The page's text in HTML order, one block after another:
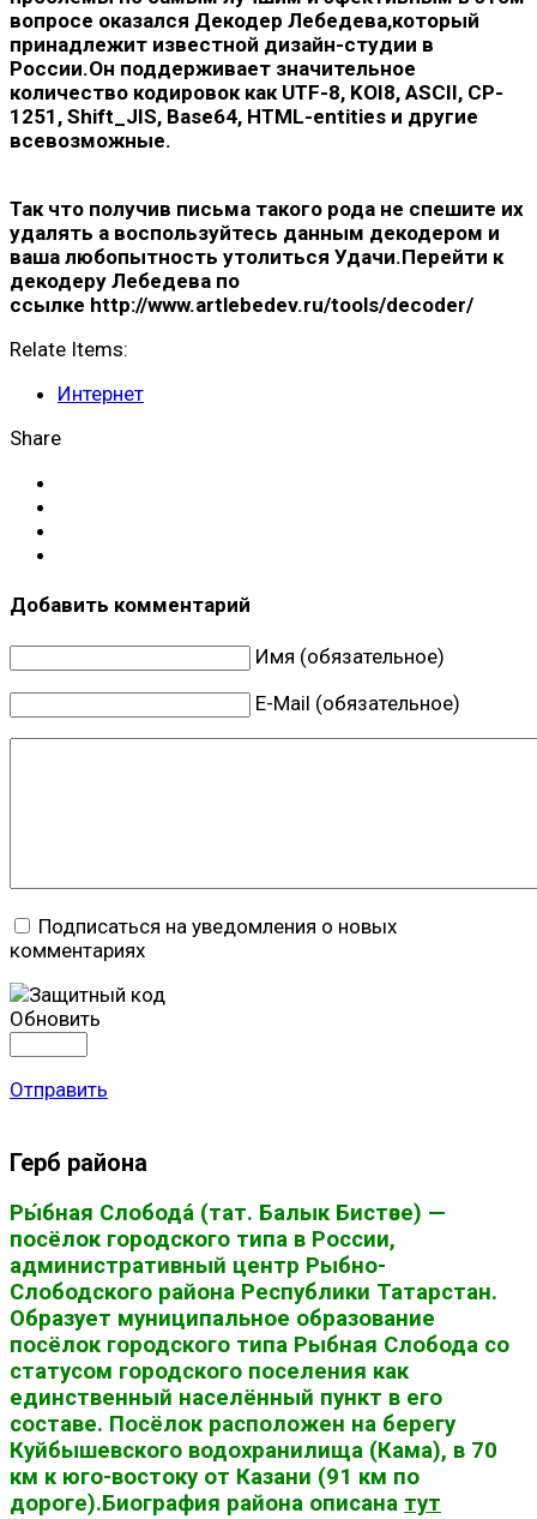
вопросе оказался Декодер Лебедева,который
принадлежит известной дизайн-студии в
России.Он поддерживает значительное
количество кодировок как UTF-8, KOI8, ASCII, CP-
1251, Shift_JIS, Base64, HTML-entities и другие
всевозможные.
Так что получив письма такого рода не спешите их
удалять а воспользуйтесь данным декодером и
ваша любопытность утолиться Удачи.Перейти к
декодеру Лебедева по
ссылке http://www.artlebedev.ru/tools/decoder/
Relate Items:
Интернет
Share
Добавить комментарий
Имя (обязательное)
E-Mail (обязательное)
Подписаться на уведомления о новых
комментариях
Обновить
Отправить
Герб района
Ры́бная Слобода́ (тат. Балык Бистәсе) —
посёлок городского типа в России,
административный центр Рыбно-
Слободского района Республики Татарстан.
Образует муниципальное образование
посёлок городского типа Рыбная Слобода со
статусом городского поселения как
единственный населённый пункт в его
составе. Посёлок расположен на берегу
Куйбышевского водохранилища (Кама), в 70
км к юго-востоку от Казани (91 км по
дороге).Биография района описана тут